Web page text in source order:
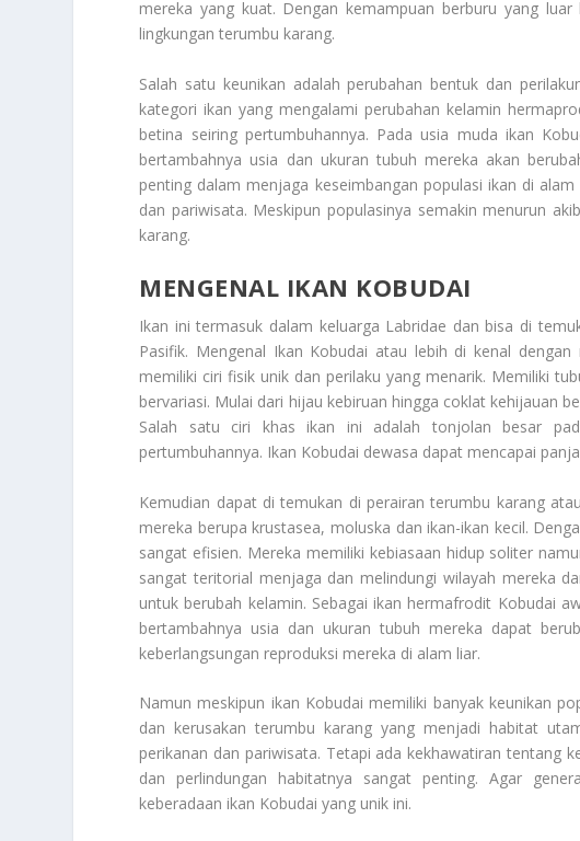
mereka yang kuat. Dengan kemampuan berburu yang
lingkungan terumbu karang.
Salah satu keunikan adalah perubahan bentuk dan
kategori ikan yang mengalami perubahan kelamin
betina seiring pertumbuhannya. Pada usia muda ikan
bertambahnya usia dan ukuran tubuh mereka akan
penting dalam menjaga keseimbangan populasi ikan di
dan pariwisata. Meskipun populasinya semakin menurun
karang.
MENGENAL IKAN KOBUDAI
Ikan ini termasuk dalam keluarga Labridae dan bisa di
Pasifik. Mengenal Ikan Kobudai atau lebih di kenal dengan
memiliki ciri fisik unik dan perilaku yang menarik. Memiliki
bervariasi. Mulai dari hijau kebiruan hingga coklat kehijauan
Salah satu ciri khas ikan ini adalah tonjolan besar
pertumbuhannya. Ikan Kobudai dewasa dapat mencapai
Kemudian dapat di temukan di perairan terumbu karang
mereka berupa krustasea, moluska dan ikan-ikan kecil.
sangat efisien. Mereka memiliki kebiasaan hidup soliter
sangat teritorial menjaga dan melindungi wilayah mereka
untuk berubah kelamin. Sebagai ikan hermafrodit Kobudai
bertambahnya usia dan ukuran tubuh mereka dapat
keberlangsungan reproduksi mereka di alam liar.
Namun meskipun ikan Kobudai memiliki banyak keunikan
dan kerusakan terumbu karang yang menjadi habitat
perikanan dan pariwisata. Tetapi ada kekhawatiran tentang
dan perlindungan habitatnya sangat penting. Agar
keberadaan ikan Kobudai yang unik ini.